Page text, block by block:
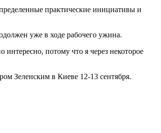
практические инициативы и
уже в ходе рабочего ужина.
потому что я через некоторое
Зеленским в Киеве 12-13 сентября.